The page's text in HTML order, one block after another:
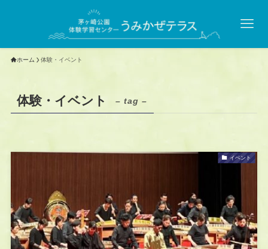
ホーム 体験・イベント
体験・イベント – tag –
イベント